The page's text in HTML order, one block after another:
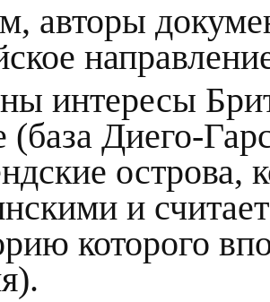
авторы
интересы
(база Диего-
острова,
и
которого